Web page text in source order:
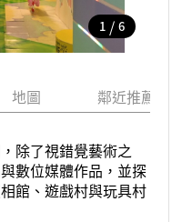
1 / 6
地圖 鄰近推薦景點
除了視錯覺藝術之
數位媒體作品，並探
館、遊戲村與玩具村